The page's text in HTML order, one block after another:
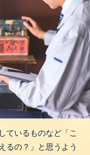
ているものなど「こ
るの？」と思うよう